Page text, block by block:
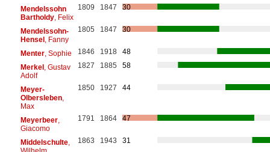
Mendelssohn
Bartholdy, Felix
1809 1847 30
Mendelssohn-
Hensel, Fanny
1805 1847 30
Menter, Sophie 1846 1918
48
Merkel, Gustav
Adolf
1827 1885 58
Meyer-
Olbersleben,
Max
1850 1927 44
Meyerbeer,
Giacomo
1791 1864 47
Middelschulte,
1863 1943 31